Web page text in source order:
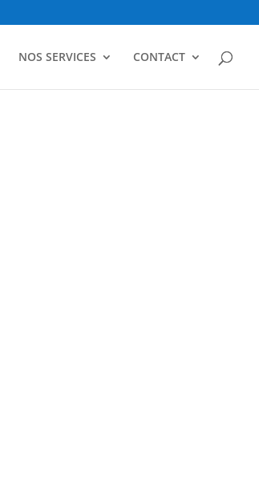
NOS SERVICES CONTACT